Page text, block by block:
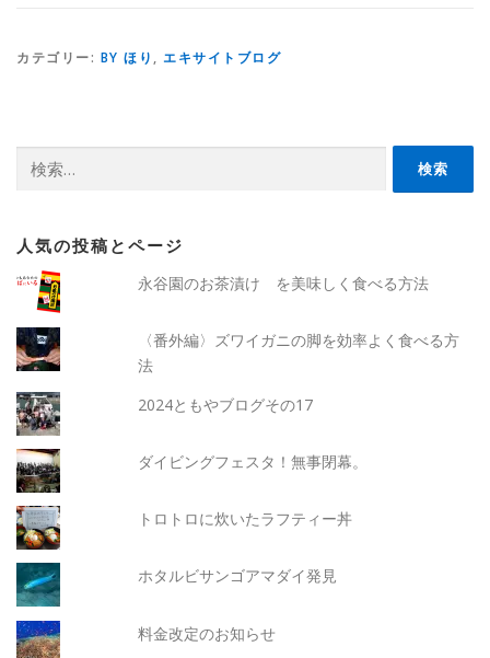
カテゴリー: BY ほり , エキサイトブログ
索:
人気の投稿とページ
永谷園のお茶漬け を美味しく食べる方法
〈番外編〉ズワイガニの脚を効率よく食べる方
法
2024ともやブログその17
ダイビングフェスタ！無事閉幕。
トロトロに炊いたラフティー丼
ホタルビサンゴアマダイ発見
料金改定のお知らせ